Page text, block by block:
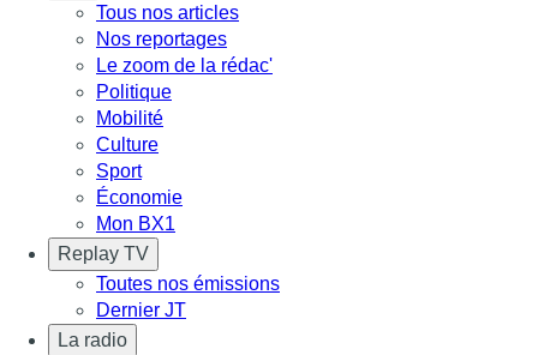
Tous nos articles
Nos reportages
Le zoom de la rédac'
Politique
Mobilité
Culture
Sport
Économie
Mon BX1
Replay TV
Toutes nos émissions
Dernier JT
La radio